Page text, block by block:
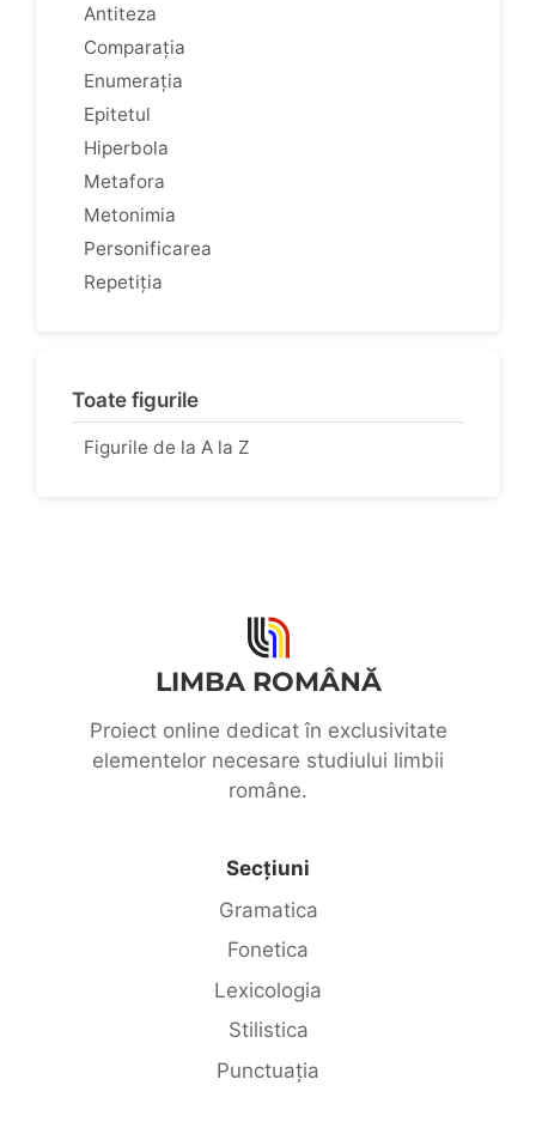
Antiteza
Comparația
Enumerația
Epitetul
Hiperbola
Metafora
Metonimia
Personificarea
Repetiția
Toate figurile
Figurile de la A la Z
LIMBA ROMÂNĂ
Proiect online dedicat în exclusivitate
elementelor necesare studiului limbii
române.
Secțiuni
Gramatica
Fonetica
Lexicologia
Stilistica
Punctuația